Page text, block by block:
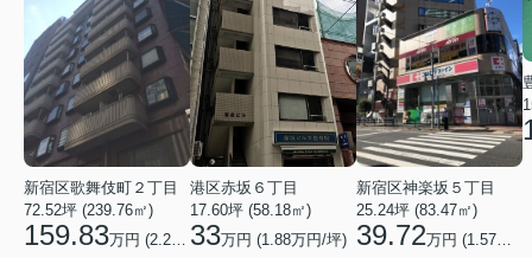
新宿区歌舞伎町２丁目
72.52坪 (239.76㎡)
159.83万円 (2.2万円/坪)
港区赤坂６丁目
17.60坪 (58.18㎡)
33万円 (1.88万円/坪)
新宿区神楽坂５丁目
25.24坪 (83.47㎡)
39.72万円 (1.57万円/坪)